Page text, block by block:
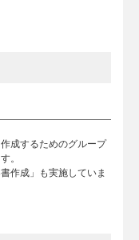
成するためのグループ
。
作成」も実施していま